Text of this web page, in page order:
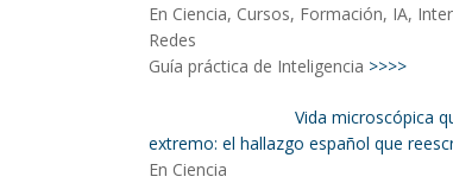
En Ciencia, Cursos, Formación, IA,
Redes
Guía práctica de Inteligencia >>>>
Vida microscópica
extremo: el hallazgo español que
En Ciencia